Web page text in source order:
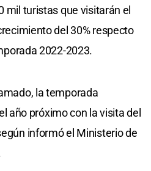
mil turistas que visitarán el
del 30% respecto
2022-2023.
la temporada
año próximo con la visita del
informó el Ministerio de